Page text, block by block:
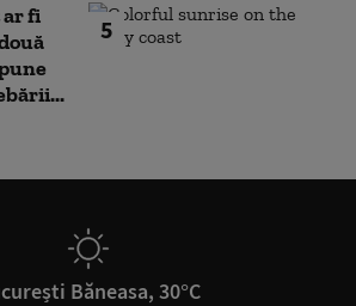
5
ar fi
Băneasa, 30°C